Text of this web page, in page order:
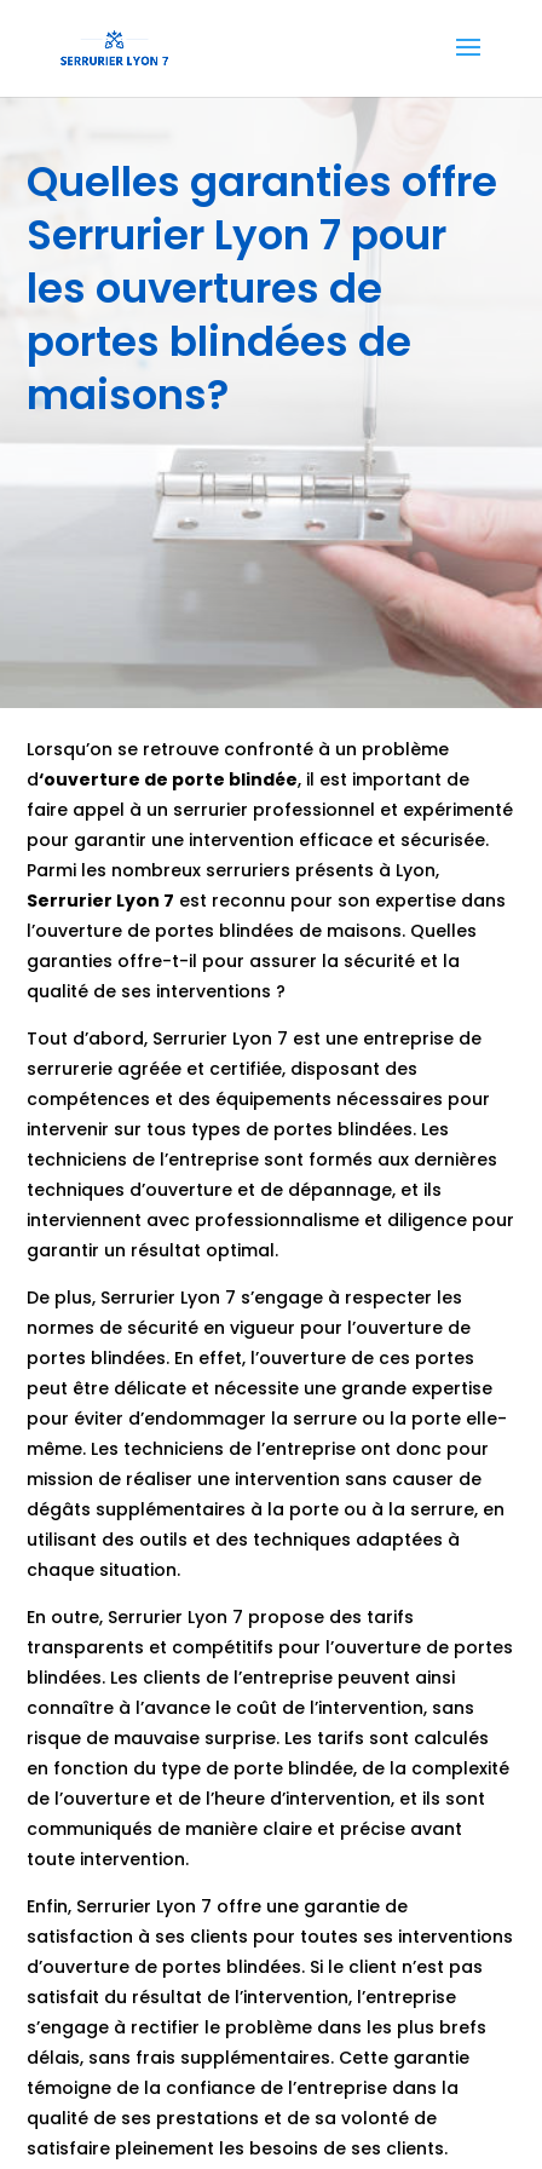
Quelles garanties offre
Serrurier Lyon 7 pour
les ouvertures de
portes blindées de
maisons?
Lorsqu’on se retrouve confronté à un problème
d‘ouverture de porte blindée, il est important de
faire appel à un serrurier professionnel et expérimenté
pour garantir une intervention efficace et sécurisée.
Parmi les nombreux serruriers présents à Lyon,
Serrurier Lyon 7 est reconnu pour son expertise dans
l’ouverture de portes blindées de maisons. Quelles
garanties offre-t-il pour assurer la sécurité et la
qualité de ses interventions ?
Tout d’abord, Serrurier Lyon 7 est une entreprise de
serrurerie agréée et certifiée, disposant des
compétences et des équipements nécessaires pour
intervenir sur tous types de portes blindées. Les
techniciens de l’entreprise sont formés aux dernières
techniques d’ouverture et de dépannage, et ils
interviennent avec professionnalisme et diligence pour
garantir un résultat optimal.
De plus, Serrurier Lyon 7 s’engage à respecter les
normes de sécurité en vigueur pour l’ouverture de
portes blindées. En effet, l’ouverture de ces portes
peut être délicate et nécessite une grande expertise
pour éviter d’endommager la serrure ou la porte elle-
même. Les techniciens de l’entreprise ont donc pour
mission de réaliser une intervention sans causer de
dégâts supplémentaires à la porte ou à la serrure, en
utilisant des outils et des techniques adaptées à
chaque situation.
En outre, Serrurier Lyon 7 propose des tarifs
transparents et compétitifs pour l’ouverture de portes
blindées. Les clients de l’entreprise peuvent ainsi
connaître à l’avance le coût de l’intervention, sans
risque de mauvaise surprise. Les tarifs sont calculés
en fonction du type de porte blindée, de la complexité
de l’ouverture et de l’heure d’intervention, et ils sont
communiqués de manière claire et précise avant
toute intervention.
Enfin, Serrurier Lyon 7 offre une garantie de
satisfaction à ses clients pour toutes ses interventions
d’ouverture de portes blindées. Si le client n’est pas
satisfait du résultat de l’intervention, l’entreprise
s’engage à rectifier le problème dans les plus brefs
délais, sans frais supplémentaires. Cette garantie
témoigne de la confiance de l’entreprise dans la
qualité de ses prestations et de sa volonté de
satisfaire pleinement les besoins de ses clients.